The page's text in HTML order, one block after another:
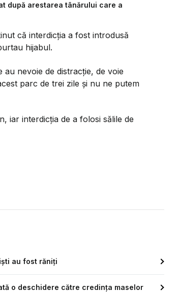
după arestarea tânărului care a
că interdicția a fost introdusă
hijabul.
au nevoie de distracție, de voie
parc de trei zile și nu ne putem
iar interdicția de a folosi sălile de
au fost răniți
o deschidere către credința maselor